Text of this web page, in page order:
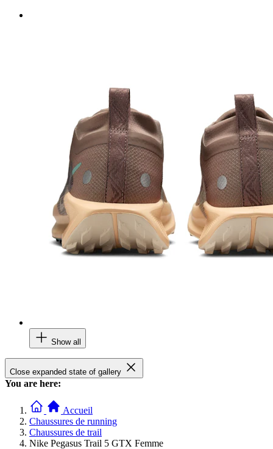
Show all
Close expanded state of gallery
You are here:
Accueil
Chaussures de running
Chaussures de trail
Nike Pegasus Trail 5 GTX Femme